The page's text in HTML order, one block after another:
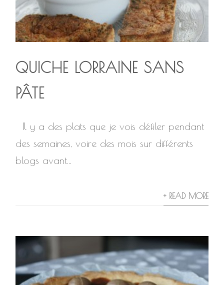
QUICHE LORRAINE SANS
PÂTE
Il y a des plats que je vois défiler pendant
des semaines, voire des mois sur différents
blogs avant...
+ READ MORE